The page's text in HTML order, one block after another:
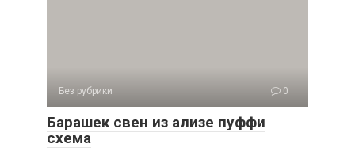
Без рубрики 0
Барашек свен из ализе пуффи
схема